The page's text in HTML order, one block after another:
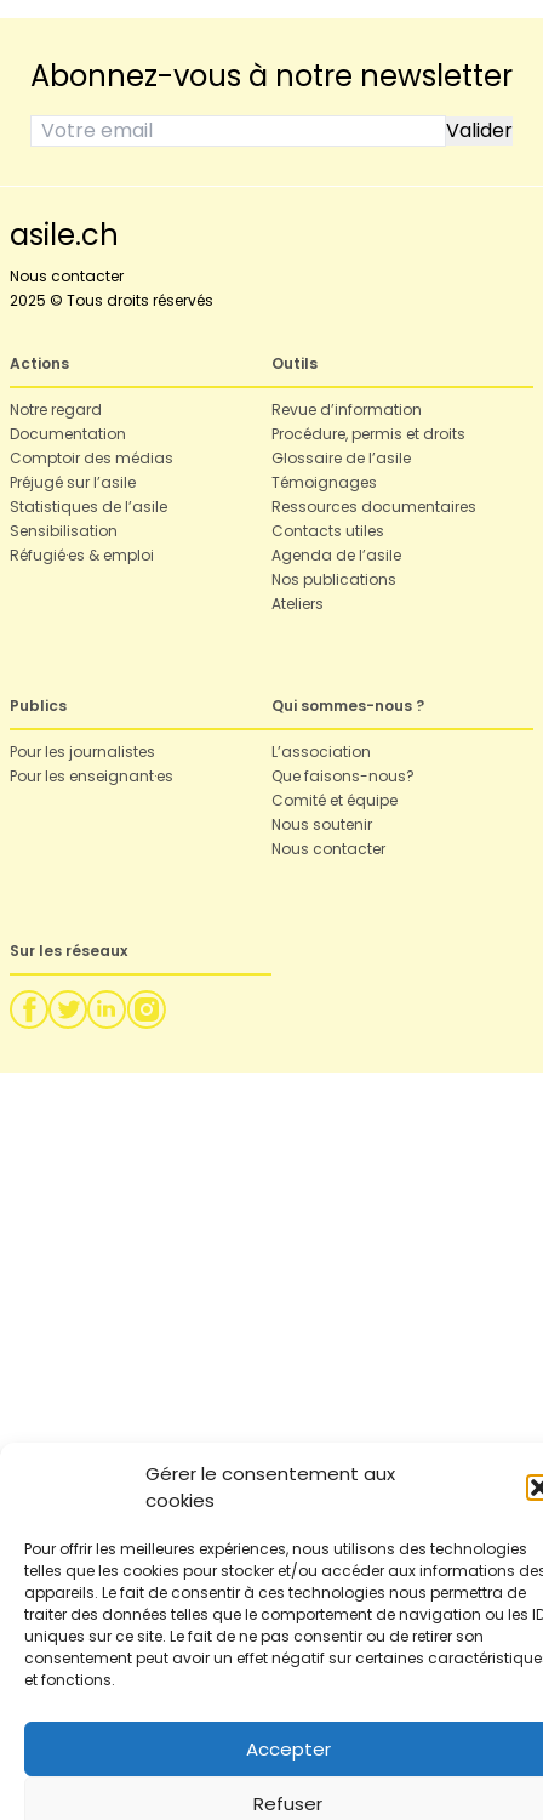
Gérer le consentement aux
cookies
Pour offrir les meilleures expériences, nous utilisons des technologies
telles que les cookies pour stocker et/ou accéder aux informations
appareils. Le fait de consentir à ces technologies nous permettra de
traiter des données telles que le comportement de navigation ou les
uniques sur ce site. Le fait de ne pas consentir ou de retirer son
consentement peut avoir un effet négatif sur certaines
et fonctions.
Accepter
Refuser
Abonnez-vous à notre newsletter
asile.ch
Nous contacter
2025 © Tous droits réservés
Actions
Notre regard
Documentation
Comptoir des médias
Préjugé sur l’asile
Statistiques de l’asile
Sensibilisation
Réfugié·es & emploi
Outils
Revue d’information
Procédure, permis et droits
Glossaire de l’asile
Témoignages
Ressources documentaires
Contacts utiles
Agenda de l’asile
Nos publications
Ateliers
Publics
Pour les journalistes
Pour les enseignant·es
Qui sommes-nous ?
L’association
Que faisons-nous?
Comité et équipe
Nous soutenir
Nous contacter
Sur les réseaux